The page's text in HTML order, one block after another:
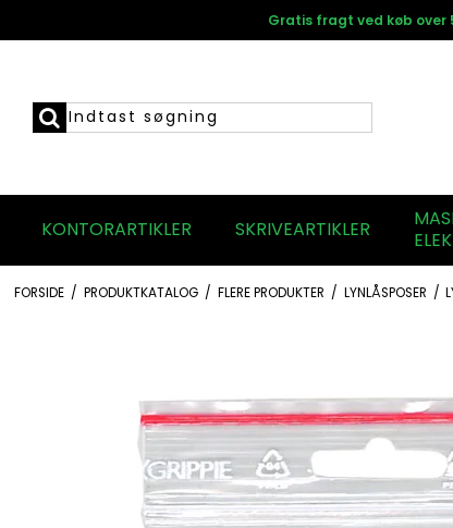
Gratis fragt ved køb over
KONTORARTIKLER SKRIVEARTIKLER
FORSIDE / PRODUKTKATALOG / FLERE PRODUKTER / LYNLÅSPOSER /